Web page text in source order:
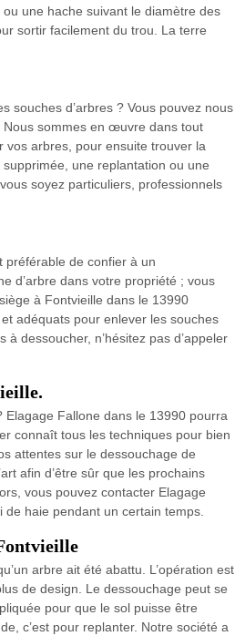
une hache suivant le diamètre des
sortir facilement du trou. La terre
souches d’arbres ? Vous pouvez nous
Nous sommes en œuvre dans tout
vos arbres, pour ensuite trouver la
une replantation ou une
soyez particuliers, professionnels
préférable de confier à un
d’arbre dans votre propriété ; vous
à Fontvieille dans le 13990
adéquats pour enlever les souches
dessoucher, n’hésitez pas d’appeler
Elagage Fallone dans le 13990 pourra
connaît tous les techniques pour bien
attentes sur le dessouchage de
afin d’être sûr que les prochains
vous pouvez contacter Elagage
haie pendant un certain temps.
arbre ait été abattu. L’opération est
de design. Le dessouchage peut se
pour que le sol puisse être
c’est pour replanter. Notre société a